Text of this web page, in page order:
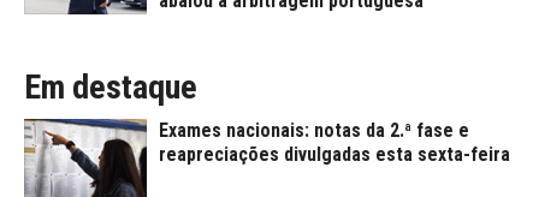
Em destaque
Exames nacionais: notas da 2.ª fase e
reapreciações divulgadas esta sexta-feira